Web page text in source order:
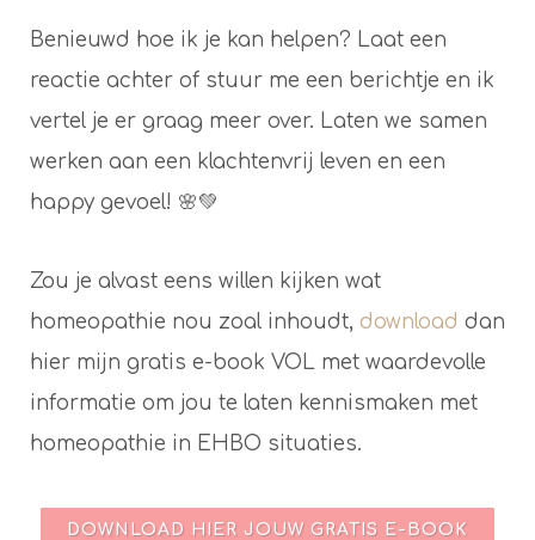
Benieuwd hoe ik je kan helpen? Laat een
reactie achter of stuur me een berichtje en ik
vertel je er graag meer over. Laten we samen
werken aan een klachtenvrij leven en een
happy gevoel! 🌸💚
Zou je alvast eens willen kijken wat
homeopathie nou zoal inhoudt, download dan
hier mijn gratis e-book VOL met waardevolle
informatie om jou te laten kennismaken met
homeopathie in EHBO situaties.
DOWNLOAD HIER JOUW GRATIS E-BOOK